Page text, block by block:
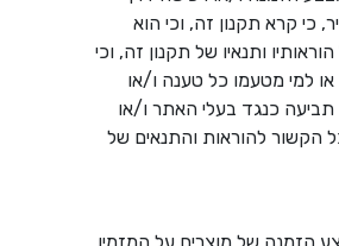
כי קרא תקנון זה, וכי הוא
ותנאיו של תקנון זה, וכי
למי מטעמו כל טענה ו/או
תביעה כנגד בעלי האתר ו/או
הקשור להוראות והתנאים של